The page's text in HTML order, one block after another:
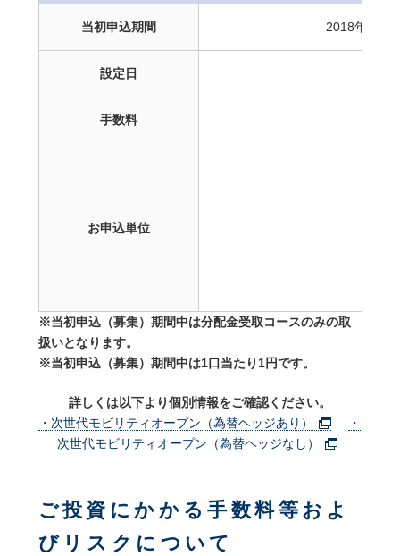
当初申込期間 2018年3月
設定日
手数料
お申込単位
※当初申込（募集）期間中は分配金受取コースのみの取
扱いとなります。
※当初申込（募集）期間中は1口当たり1円です。
詳しくは以下より個別情報をご確認ください。
・次世代モビリティオープン（為替ヘッジあり）
・
次世代モビリティオープン（為替ヘッジなし）
ご投資にかかる手数料等およ
びリスクについて